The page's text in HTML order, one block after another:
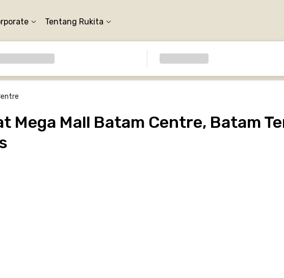
Tentang Rukita
Mega Mall Batam Centre, Batam